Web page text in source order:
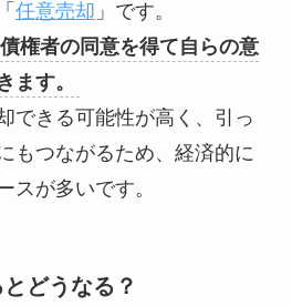
任意売却 」です。
権者の同意を得て自らの意
ます。
できる可能性が高く、引っ
もつながるため、経済的に
スが多いです。
どうなる？